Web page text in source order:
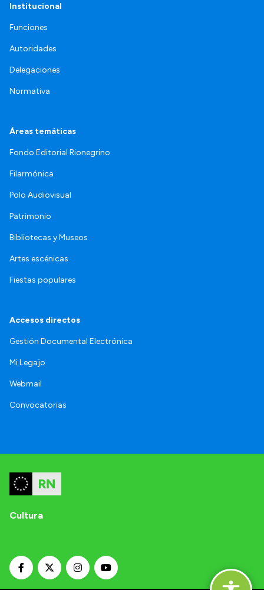
Institucional
Funciones
Autoridades
Delegaciones
Normativa
Áreas temáticas
Fondo Editorial Rionegrino
Filarmónica
Polo Audiovisual
Patrimonio
Bibliotecas y Museos
Artes escénicas
Fiestas populares
Accesos directos
Gestión Documental Electrónica
Mi Legajo
Webmail
Convocatorias
Cultura